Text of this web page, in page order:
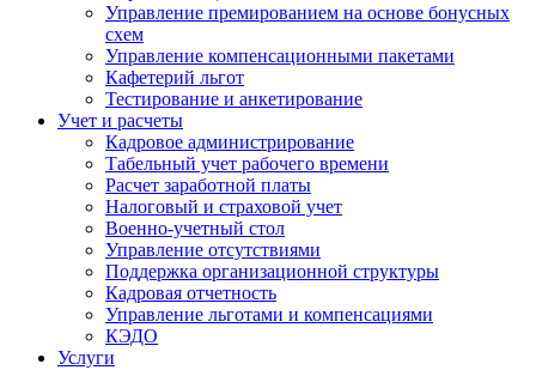
Управление премированием на основе бонусных
схем
Управление компенсационными пакетами
Кафетерий льгот
Тестирование и анкетирование
Учет и расчеты
Кадровое администрирование
Табельный учет рабочего времени
Расчет заработной платы
Налоговый и страховой учет
Военно-учетный стол
Управление отсутствиями
Поддержка организационной структуры
Кадровая отчетность
Управление льготами и компенсациями
КЭДО
Услуги